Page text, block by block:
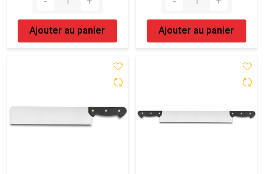
Ajouter au panier Ajouter au panier